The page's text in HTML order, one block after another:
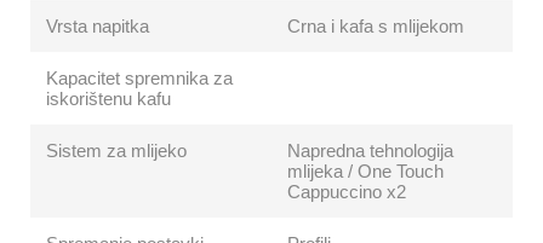
Vrsta napitka Crna i kafa s mlijekom
Kapacitet spremnika za
iskorištenu kafu
Sistem za mlijeko
Napredna tehnologija
mlijeka / One Touch
Cappuccino x2